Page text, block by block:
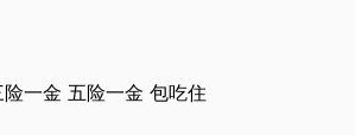
险一金 五险一金 包吃住